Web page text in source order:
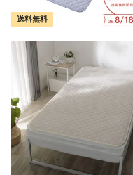
送料無料